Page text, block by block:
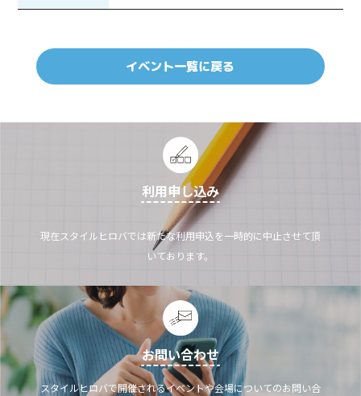
イベント一覧に戻る
利用申し込み
現在スタイルヒロバでは新たな利用申込を一時的に中止させて頂
いております。
お問い合わせ
スタイルヒロバで開催されるイベントや会場についてのお問い合